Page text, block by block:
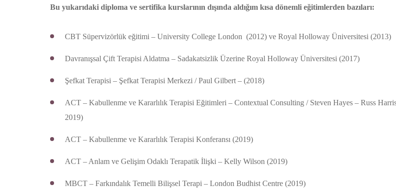
Bu yukarıdaki diploma ve sertifika kurslarının dışında aldığım kısa dönemli eğitimlerden bazıları:
CBT Süpervizörlük eğitimi – University College London (2012) ve Royal Holloway Üniversitesi (2013)
Davranışsal Çift Terapisi Aldatma – Sadakatsizlik Üzerine Royal Holloway Üniversitesi (2017)
Şefkat Terapisi – Şefkat Terapisi Merkezi / Paul Gilbert – (2018)
ACT – Kabullenme ve Kararlılık Terapisi Eğitimleri – Contextual Consulting / Steven Hayes – Russ
2019)
ACT – Kabullenme ve Kararlılık Terapisi Konferansı (2019)
ACT – Anlam ve Gelişim Odaklı Terapatik İlişki – Kelly Wilson (2019)
MBCT – Farkındalık Temelli Bilişsel Terapi – London Budhist Centre (2019)